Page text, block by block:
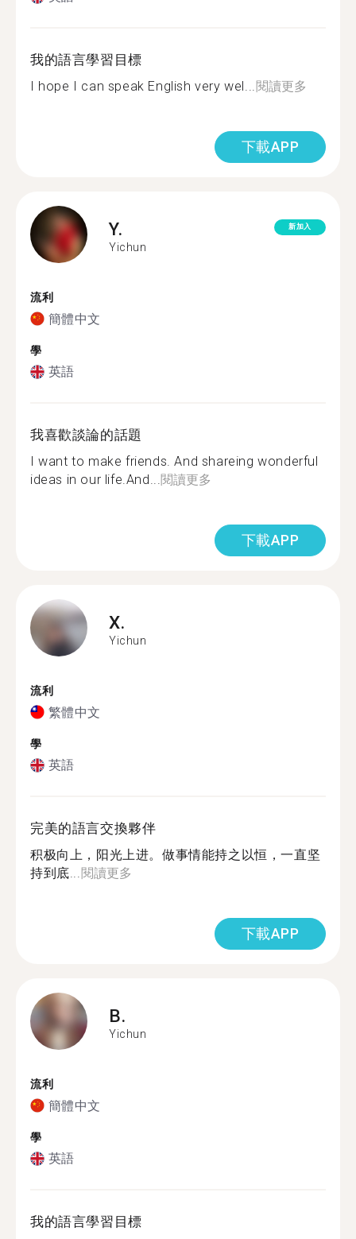
我的語言學習目標
I hope I can speak English very wel...閱讀更多
下載APP
Y.
Yichun
新加入
流利
簡體中文
學
英語
我喜歡談論的話題
I want to make friends. And shareing wonderful
ideas in our life.And...閱讀更多
下載APP
X.
Yichun
流利
繁體中文
學
英語
完美的語言交換夥伴
积极向上，阳光上进。做事情能持之以恒，一直坚
持到底...閱讀更多
下載APP
B.
Yichun
流利
簡體中文
學
英語
我的語言學習目標